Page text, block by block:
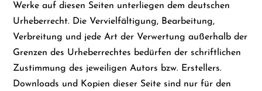
Werke auf diesen Seiten unterliegen dem deutschen
Urheberrecht. Die Vervielfältigung, Bearbeitung,
Verbreitung und jede Art der Verwertung außerhalb der
Grenzen des Urheberrechtes bedürfen der schriftlichen
Zustimmung des jeweiligen Autors bzw. Erstellers.
Downloads und Kopien dieser Seite sind nur für den